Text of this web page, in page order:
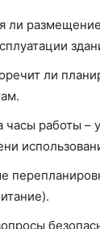
ли
ли
часы работы –